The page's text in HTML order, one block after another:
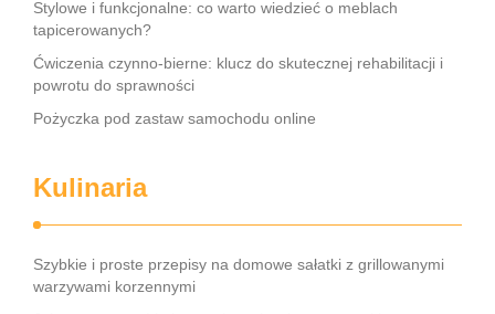
Stylowe i funkcjonalne: co warto wiedzieć o meblach
tapicerowanych?
Ćwiczenia czynno-bierne: klucz do skutecznej rehabilitacji i
powrotu do sprawności
Pożyczka pod zastaw samochodu online
Kulinaria
Szybkie i proste przepisy na domowe sałatki z grillowanymi
warzywami korzennymi